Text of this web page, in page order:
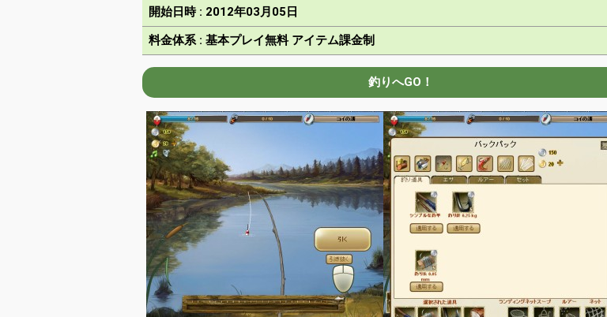
開始日時 : 2012年03月05日
料金体系 : 基本プレイ無料 アイテム課金制
釣りへGO！